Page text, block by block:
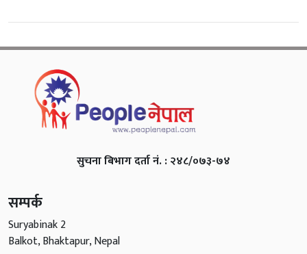
सुचना बिभाग दर्ता नं. : २४८/०७३-७४
सम्पर्क
Suryabinak 2
Balkot, Bhaktapur, Nepal